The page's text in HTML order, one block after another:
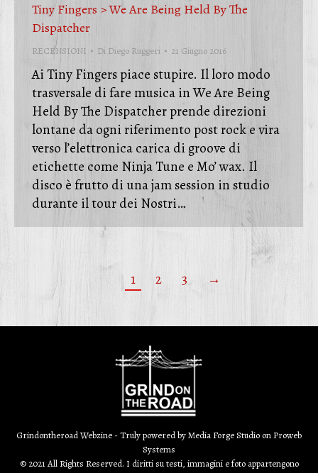
Tiny Fingers > We Are Being Held By The
Dispatcher
RECENSIONI Di Diego Ruggeri 21 Giugno 2016
Ai Tiny Fingers piace stupire. Il loro modo
trasversale di fare musica in We Are Being
Held By The Dispatcher prende direzioni
lontane da ogni riferimento post rock e vira
verso l’elettronica carica di groove di
etichette come Ninja Tune e Mo’ wax. Il
disco è frutto di una jam session in studio
durante il tour dei Nostri…
1 2 3 →
Grindontheroad Webzine - Truly powered byMedia Forge Studio on Proweb
Systems
© 2021 All Rights Reserved. I diritti su testi, immagini e foto appartengono